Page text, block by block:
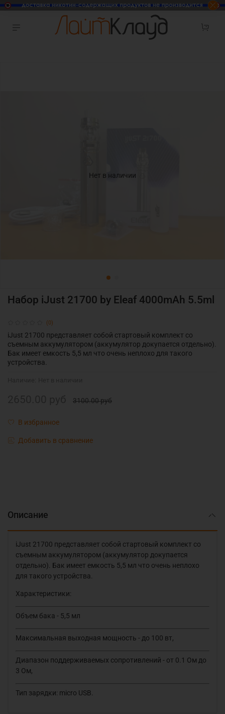
Нет в наличии
(0)
Набор iJust 21700 by Eleaf 4000mAh 5.5ml
3100.00 руб
В избранное
Добавить в сравнение
iJust 21700 представляет собой стартовый комплект со
съемным аккумулятором (аккумулятор докупается отдельно).
Бак имеет емкость 5,5 мл что очень неплохо для такого
устройства.
Описание
iJust 21700 представляет собой стартовый комплект со
съемным аккумулятором (аккумулятор докупается
отдельно). Бак имеет емкость 5,5 мл что очень неплохо
для такого устройства.
Характеристики:
Объем бака - 5,5 мл
Максимальная выходная мощность - до 100 вт,
Диапазон поддерживаемых сопротивлений - от 0.1 Ом до
3 Ом,
Тип зарядки: micro USB.